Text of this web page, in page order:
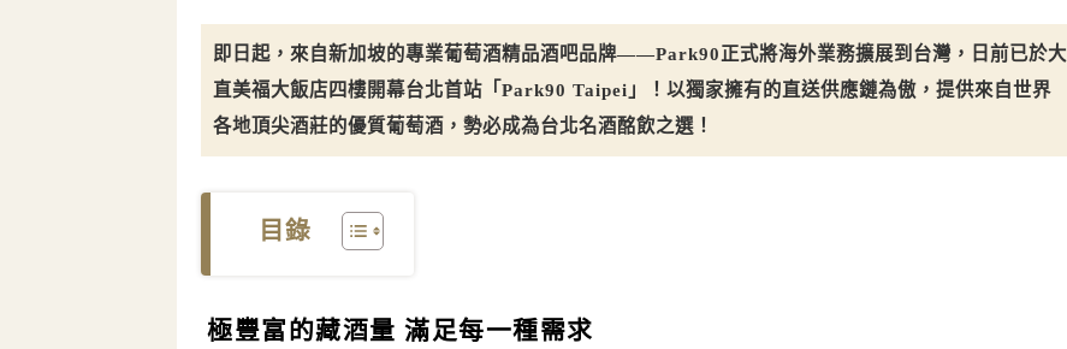
即日起，來自新加坡的專業葡萄酒精品酒吧品牌——Park90正式將海外業務擴展到台灣，日前已於大
直美福大飯店四樓開幕台北首站「Park90 Taipei」！以獨家擁有的直送供應鏈為傲，提供來自世界
各地頂尖酒莊的優質葡萄酒，勢必成為台北名酒酩飲之選！
目錄
極豐富的藏酒量 滿足每一種需求